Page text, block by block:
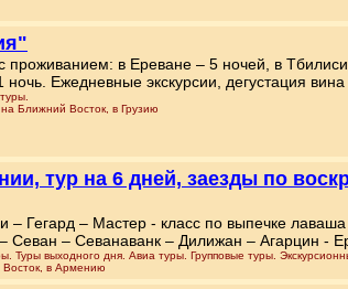
проживанием: в Ереване – 5 ночей, в
ночь. Ежедневные экскурсии, дегустация
Ближний Восток, в Грузию
тур на 6 дней, заезды по
– Гегард – Мастер - класс по выпечке
Севан – Севанаванк – Дилижан – Агарцин -
Туры выходного дня. Авиа туры. Групповые туры.
в Армению